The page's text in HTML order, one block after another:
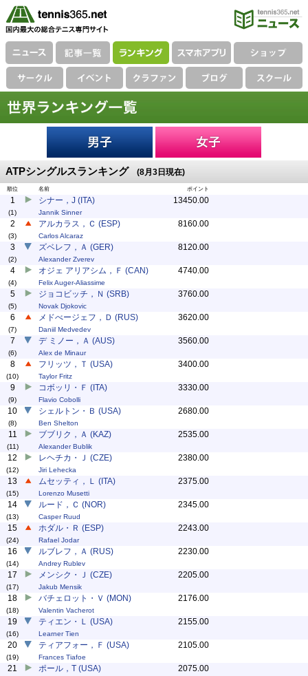
ATPシングルスランキング (8月3日現在)
順位 名前 ポイント
1
(1)
シナー，J (ITA)
Jannik Sinner
13450.00
2
(3)
アルカラス，Ｃ (ESP)
Carlos Alcaraz
8160.00
3
(2)
ズベレフ，Ａ (GER)
Alexander Zverev
8120.00
4
(4)
オジェ アリアシム，Ｆ (CAN)
Felix Auger-Aliassime
4740.00
5
(5)
ジョコビッチ，Ｎ (SRB)
Novak Djokovic
3760.00
6
(7)
メドべージェフ，Ｄ (RUS)
Daniil Medvedev
3620.00
7
(6)
デ ミノー，Ａ (AUS)
Alex de Minaur
3560.00
8
(10)
フリッツ，Ｔ (USA)
Taylor Fritz
3400.00
9
(9)
コボッリ・Ｆ (ITA)
Flavio Cobolli
3330.00
10
(8)
シェルトン・Ｂ (USA)
Ben Shelton
2680.00
11
(11)
ブブリク，Ａ (KAZ)
Alexander Bublik
2535.00
12
(12)
レヘチカ・Ｊ (CZE)
Jiri Lehecka
2380.00
13
(15)
ムセッティ，Ｌ (ITA)
Lorenzo Musetti
2375.00
14
(13)
ルード，Ｃ (NOR)
Casper Ruud
2345.00
15
(24)
ホダル・Ｒ (ESP)
Rafael Jodar
2243.00
16
(14)
ルブレフ，Ａ (RUS)
Andrey Rublev
2230.00
17
(17)
メンシク・Ｊ (CZE)
Jakub Mensik
2205.00
18
(18)
バチェロット・Ｖ (MON)
Valentin Vacherot
2176.00
19
(16)
ティエン・Ｌ (USA)
Learner Tien
2155.00
20
(19)
ティアフォー，Ｆ (USA)
Frances Tiafoe
2105.00
21 ポール，T (USA) 2075.00